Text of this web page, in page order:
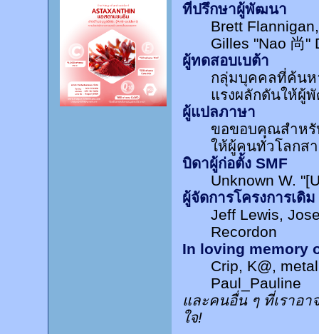
ที่ปรึกษาผู้พัฒนา
Brett
Gilles "Nao 尚"
ผู้ทดสอบเบต้า
กลุ่มบุคคลที่ค้นห
แรงผลักดันให้ผู้
ผู้แปลภาษา
ขอขอบคุณสำห
ให้ผู้คนทั่วโลกส
บิดาผู้ก่อตั้ง SMF
Unknown W.
ผู้จัดการโครงการเดิม
Jeff Lewis,
Recordon
In loving memory
Crip, K@,
Paul_Pauline
และคนอื่น ๆ ที่เราอ
ใจ!